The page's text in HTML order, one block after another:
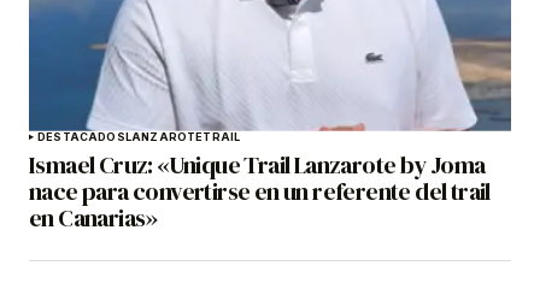
DESTACADOSLANZAROTETRAIL
Ismael Cruz: «Unique Trail Lanzarote by Joma
nace para convertirse en un referente del trail
en Canarias»